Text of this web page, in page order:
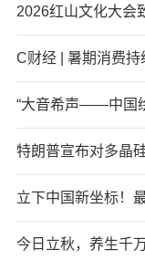
2026红山文化大会
C财经 | 暑期消费持
“大音希声——中国
特朗普宣布对多晶
立下中国新坐标！
今日立秋，养生千